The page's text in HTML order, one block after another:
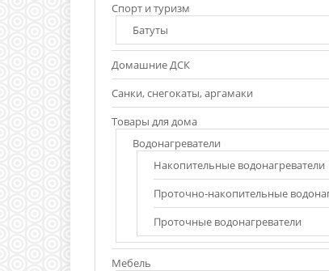
Спорт и туризм
Батуты
Домашние ДСК
Санки, снегокаты, аргамаки
Товары для дома
Водонагреватели
Накопительные водонагреватели
Проточно-накопительные
Проточные водонагреватели
Мебель